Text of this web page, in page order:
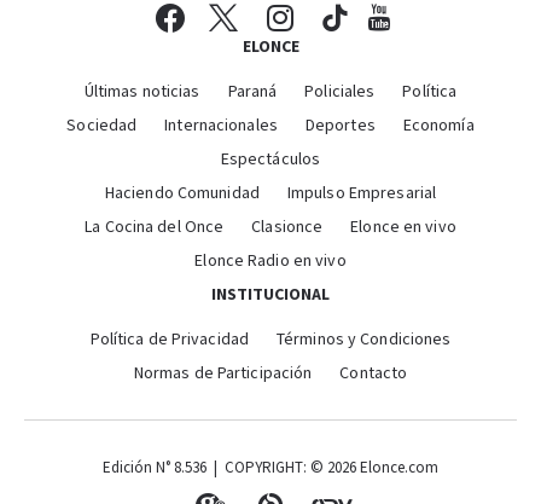
ELONCE
Últimas noticias Paraná Policiales
Política
Sociedad
Internacionales Deportes
Economía
Espectáculos
Haciendo Comunidad
Impulso Empresarial
La Cocina del Once
Clasionce
Elonce en vivo
Elonce Radio en vivo
INSTITUCIONAL
Política de Privacidad
Términos y Condiciones
Normas de Participación
Contacto
Edición N° 8.536 | COPYRIGHT: © 2026 Elonce.com